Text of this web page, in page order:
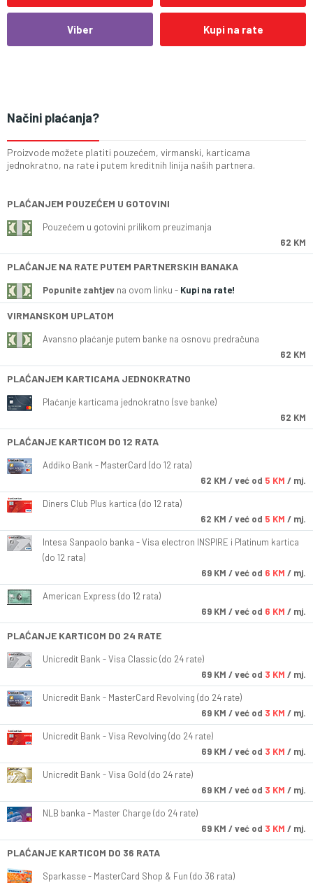
Viber Kupi na rate
Načini plaćanja?
Proizvode možete platiti pouzećem, virmanski, karticama
jednokratno, na rate i putem kreditnih linija naših partnera.
PLAĆANJEM POUZEĆEM U GOTOVINI
Pouzećem u gotovini prilikom preuzimanja
62 KM
PLAĆANJE NA RATE PUTEM PARTNERSKIH BANAKA
Popunite zahtjev na ovom linku - Kupi na rate!
VIRMANSKOM UPLATOM
Avansno plaćanje putem banke na osnovu predračuna
62 KM
PLAĆANJEM KARTICAMA JEDNOKRATNO
Plaćanje karticama jednokratno (sve banke)
62 KM
PLAĆANJE KARTICOM DO 12 RATA
Addiko Bank - MasterCard (do 12 rata)
62 KM / već od 5 KM / mj.
Diners Club Plus kartica (do 12 rata)
62 KM / već od 5 KM / mj.
Intesa Sanpaolo banka - Visa electron INSPIRE i Platinum kartica
(do 12 rata)
69 KM / već od 6 KM / mj.
American Express (do 12 rata)
69 KM / već od 6 KM / mj.
PLAĆANJE KARTICOM DO 24 RATE
Unicredit Bank - Visa Classic (do 24 rate)
69 KM / već od 3 KM / mj.
Unicredit Bank - MasterCard Revolving (do 24 rate)
69 KM / već od 3 KM / mj.
Unicredit Bank - Visa Revolving (do 24 rate)
69 KM / već od 3 KM / mj.
Unicredit Bank - Visa Gold (do 24 rate)
69 KM / već od 3 KM / mj.
NLB banka - Master Charge (do 24 rate)
69 KM / već od 3 KM / mj.
PLAĆANJE KARTICOM DO 36 RATA
Sparkasse - MasterCard Shop & Fun (do 36 rata)